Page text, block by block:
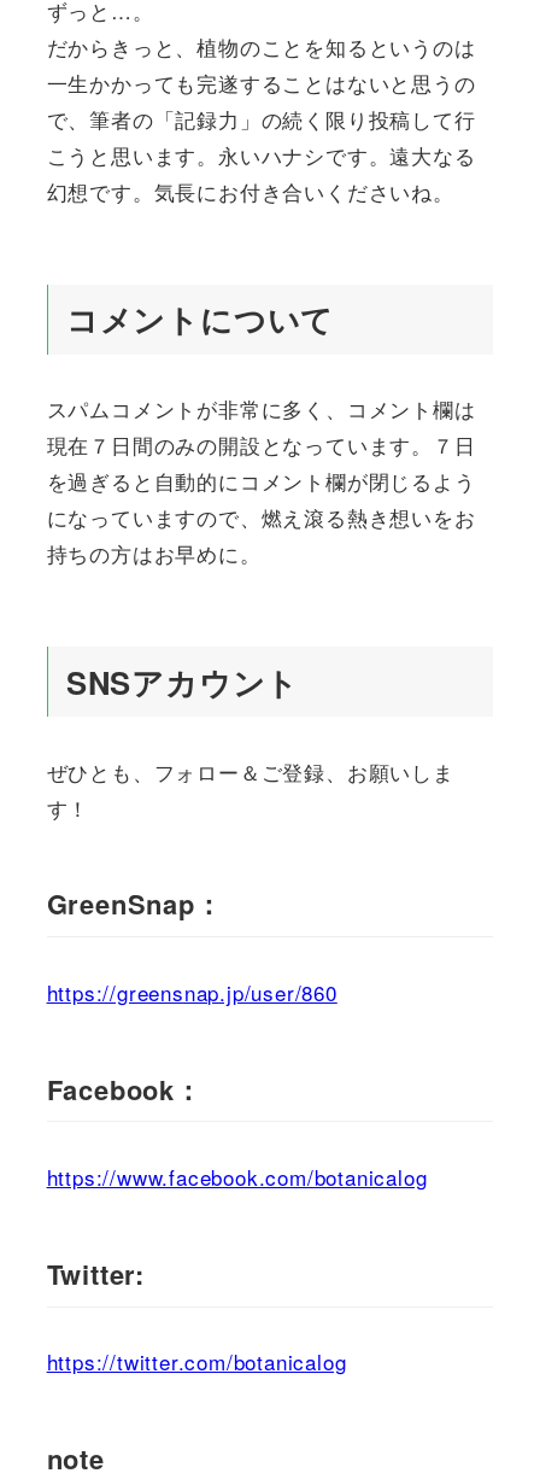
ずっと…。
だからきっと、植物のことを知るというのは
一生かかっても完遂することはないと思うの
で、筆者の「記録力」の続く限り投稿して行
こうと思います。永いハナシです。遠大なる
幻想です。気長にお付き合いくださいね。
コメントについて
スパムコメントが非常に多く、コメント欄は
現在７日間のみの開設となっています。７日
を過ぎると自動的にコメント欄が閉じるよう
になっていますので、燃え滾る熱き想いをお
持ちの方はお早めに。
SNSアカウント
ぜひとも、フォロー＆ご登録、お願いしま
す！
GreenSnap：
https://greensnap.jp/user/860
Facebook：
https://www.facebook.com/botanicalog
Twitter:
https://twitter.com/botanicalog
note